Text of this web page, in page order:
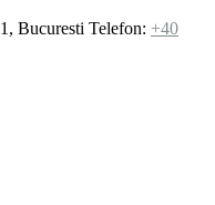
Bucuresti Telefon: +40